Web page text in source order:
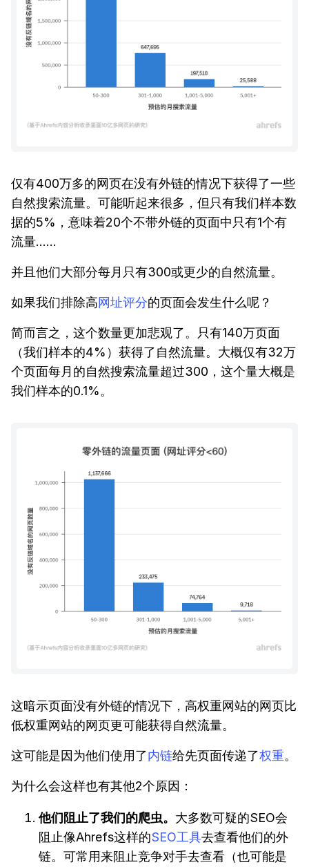
仅有400万多的网页在没有外链的情况下获得了一些
自然搜索流量。可能听起来很多，但只有我们样本数
据的5%，意味着20个不带外链的页面中只有1个有
流量……
并且他们大部分每月只有300或更少的自然流量。
如果我们排除高网址评分的页面会发生什么呢？
简而言之，这个数量更加悲观了。只有140万页面
（我们样本的4%）获得了自然流量。大概仅有32万
个页面每月的自然搜索流量超过300，这个量大概是
我们样本的0.1%。
这暗示页面没有外链的情况下，高权重网站的网页比
低权重网站的网页更可能获得自然流量。
这可能是因为他们使用了内链给先页面传递了权重。
为什么会这样也有其他2个原因：
他们阻止了我们的爬虫。 大多数可疑的SEO会
阻止像Ahrefs这样的SEO工具去查看他们的外
链。可常用来阻止竞争对手去查看（也可能是